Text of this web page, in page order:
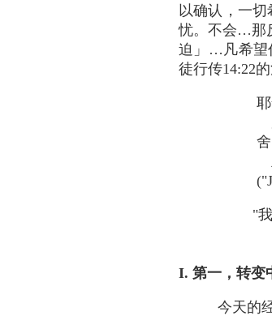
以确认，一
忧。不会…那
迫」…凡希望
徒行传14:22的
"
I. 第一，转变
今天的